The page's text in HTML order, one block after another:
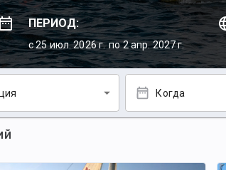
ПЕРИОД:
c 25 июл. 2026 г. по 2 апр. 2027 г.
Когда